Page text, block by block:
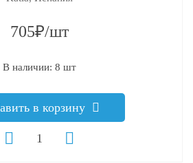
705₽/шт
В наличии: 8 шт
в корзину